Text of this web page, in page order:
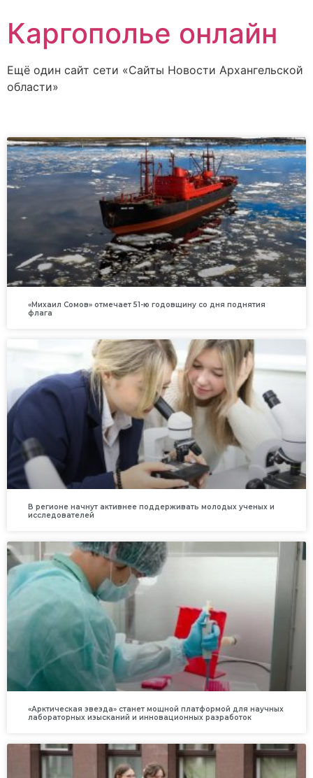
Каргополье онлайн
Ещё один сайт сети «Сайты Новости Архангельской
области»
«Михаил Сомов» отмечает 51-ю годовщину со дня поднятия
флага
В регионе начнут активнее поддерживать молодых ученых и
исследователей
«Арктическая звезда» станет мощной платформой для научных
лабораторных изысканий и инновационных разработок